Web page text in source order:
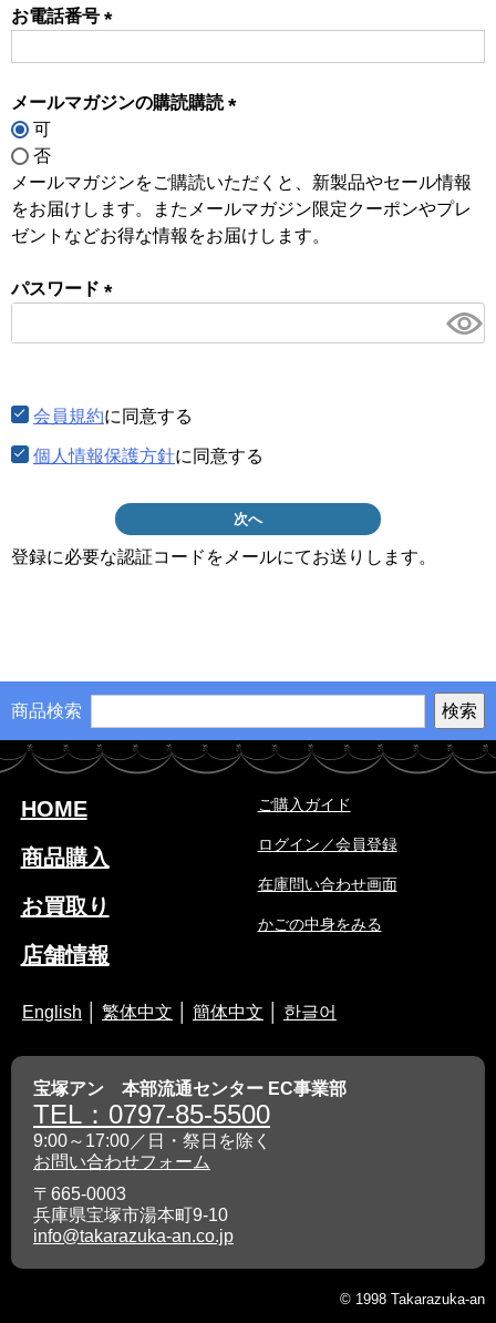
お電話番号
メールマガジンの購読購読
可
否
メールマガジンをご購読いただくと、新製品やセール情報
をお届けします。またメールマガジン限定クーポンやプレ
ゼントなどお得な情報をお届けします。
パスワード
須)
会員規約に同意する
個人情報保護方針に同意する
次へ
登録に必要な認証コードをメールにてお送りします。
商品検索
HOME
商品購入
お買取り
店舗情報
ご購入ガイド
ログイン／会員登録
在庫問い合わせ画面
かごの中身をみる
English 繁体中文 簡体中文 한글어
宝塚アン 本部流通センター EC事業部
TEL：0797-85-5500
9:00～17:00／日・祭日を除く
お問い合わせフォーム
〒665-0003
兵庫県宝塚市湯本町9-10
info@takarazuka-an.co.jp
© 1998 Takarazuka-an